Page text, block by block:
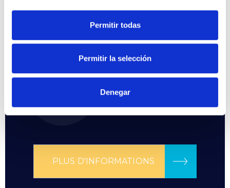
Permitir todas
Permitir la selección
Denegar
configuration
04
PLUS D'INFORMATIONS